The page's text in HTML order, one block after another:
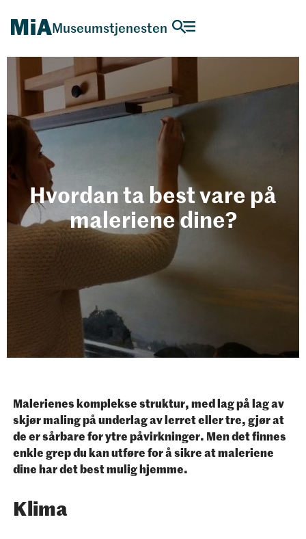
Museumstjenesten
Hvordan ta best vare på
maleriene dine?
Malerienes komplekse struktur, med lag på lag av
skjør maling på underlag av lerret eller tre, gjør at
de er sårbare for ytre påvirkninger. Men det finnes
enkle grep du kan utføre for å sikre at maleriene
dine har det best mulig hjemme.
Klima